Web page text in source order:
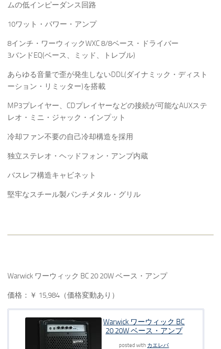
ムの低インピーダンス回路
10ワット・パワー・アンプ
8インチ・ワーウィックWXC 8/8ベース・ドライバー
3バンドEQ(ベース、ミッド、トレブル)
あらゆる音量で歪が発生しないDDL(ダイナミック・ディスト
ーション・リミッター)を搭載
MP3プレイヤー、CDプレイヤーなどの接続が可能なAUXステ
レオ・ミニ・ジャック・インプット
冷却ファン不要の自己冷却構造を採用
独立ステレオ・ヘッドフォン・アンプ内蔵
バスレフ構造キャビネット
堅牢なスチール製パンチメタル・グリル
Warwick ワーウィック BC 20 20W ベース・アンプ
価格：￥ 15,984（価格変動あり）
Warwick ワーウィック BC
20 20W ベース・アンプ
posted with カエレバ